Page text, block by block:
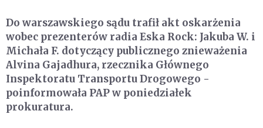
Do warszawskiego sądu trafił akt oskarżenia
wobec prezenterów radia Eska Rock: Jakuba W. i
Michała F. dotyczący publicznego znieważenia
Alvina Gajadhura, rzecznika Głównego
Inspektoratu Transportu Drogowego -
poinformowała PAP w poniedziałek
prokuratura.